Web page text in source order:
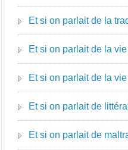
Et si on parlait de la
Et si on parlait de la
Et si on parlait de la
Et si on parlait de
Et si on parlait de